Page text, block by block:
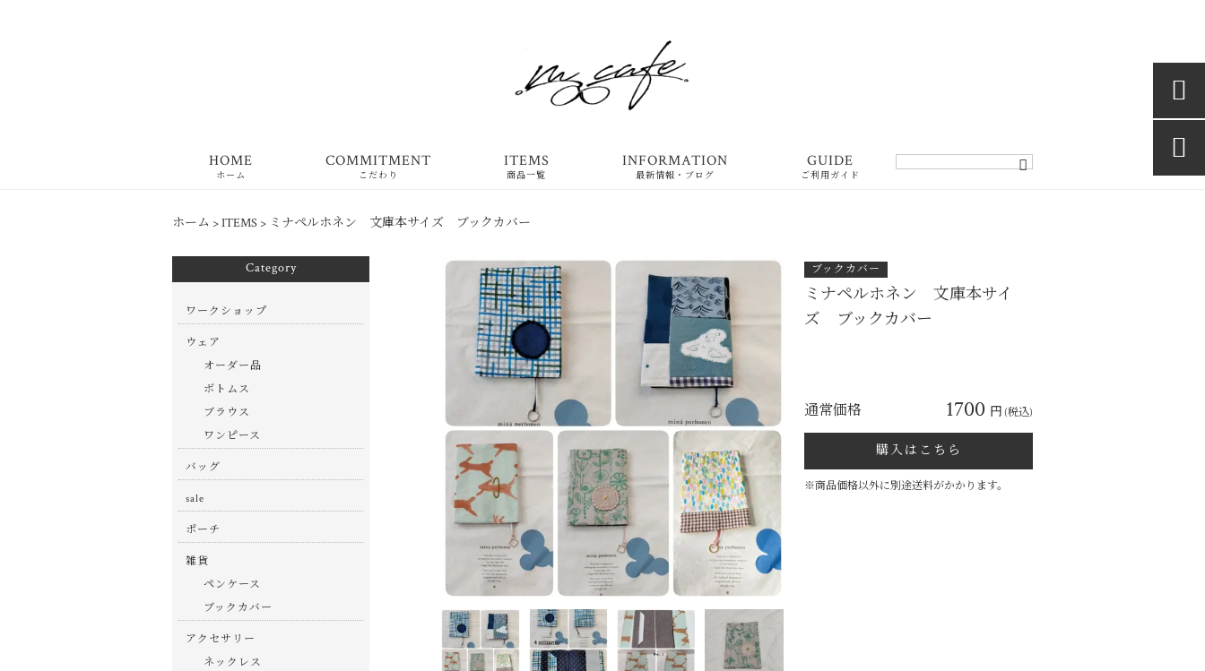
HOME
ホーム
COMMITMENT
こだわり
ITEMS
商品一覧
INFORMATION
最新情報・ブログ
GUIDE
ご利用ガイド
ホーム >ITEMS > ミナペルホネン 文庫本サイズ ブックカバー
ブックカバー
ミナペルホネン 文庫本サイ
ズ ブックカバー
通常価格 1700 円 (税込)
購入はこちら
※商品価格以外に別途送料がかかります。
Category
ワークショップ
ウェア
オーダー品
ボトムス
ブラウス
ワンピース
バッグ
sale
ポーチ
雑貨
ペンケース
ブックカバー
アクセサリー
ネックレス

